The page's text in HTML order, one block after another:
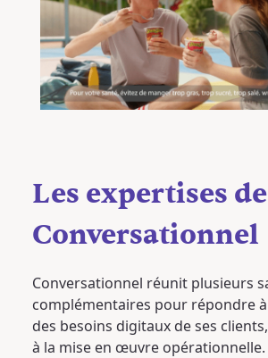
Les expertises de
Conversationnel
Conversationnel réunit plusieurs
complémentaires pour répondre à
des besoins digitaux de ses
à la mise en œuvre opérationnelle.